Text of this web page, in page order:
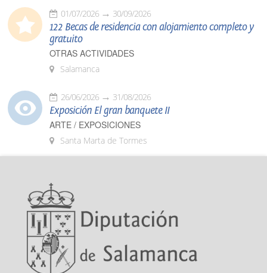
01/07/2026 30/09/2026
122 Becas de residencia con alojamiento completo y
gratuito
OTRAS ACTIVIDADES
Salamanca
26/06/2026 31/08/2026
Exposición El gran banquete II
ARTE / EXPOSICIONES
Santa Marta de Tormes